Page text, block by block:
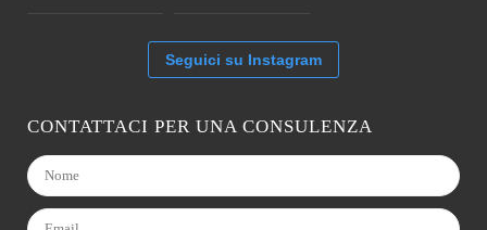
Seguici su Instagram
CONTATTACI PER UNA CONSULENZA